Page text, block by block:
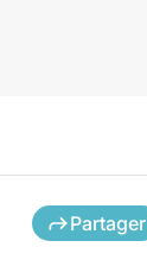
Partager